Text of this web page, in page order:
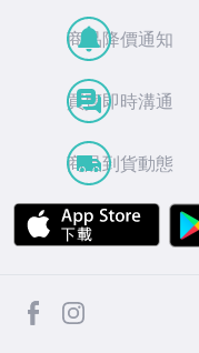
商品降價通知
買賣即時溝通
商品到貨動態
facebook